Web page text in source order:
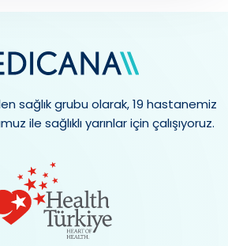
sağlık grubu olarak, 19 hastanemiz
ile sağlıklı yarınlar için çalışıyoruz.